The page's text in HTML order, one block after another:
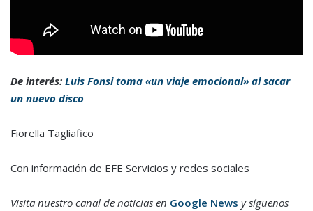
De interés: Luis Fonsi toma «un viaje emocional» al sacar
un nuevo disco
Fiorella Tagliafico
Con información de EFE Servicios y redes sociales
Visita nuestro canal de noticias en Google News y síguenos